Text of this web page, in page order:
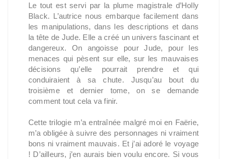
Le tout est servi par la plume magistrale d’Holly
Black. L’autrice nous embarque facilement dans
les manipulations, dans les descriptions et dans
la tête de Jude. Elle a créé un univers fascinant et
dangereux. On angoisse pour Jude, pour les
menaces qui pèsent sur elle, sur les mauvaises
décisions qu’elle pourrait prendre et qui
conduiraient à sa chute. Jusqu’au bout du
troisième et dernier tome, on se demande
comment tout cela va finir.
Cette trilogie m’a entraînée malgré moi en Faërie,
m’a obligée à suivre des personnages ni vraiment
bons ni vraiment mauvais. Et j’ai adoré le voyage
! D’ailleurs, j’en aurais bien voulu encore. Si vous